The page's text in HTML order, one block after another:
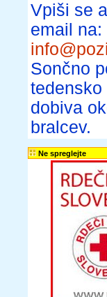
Vpiši se
email na:
Sončno
tedensko
dobiva
bralcev.
Ne spreglejte